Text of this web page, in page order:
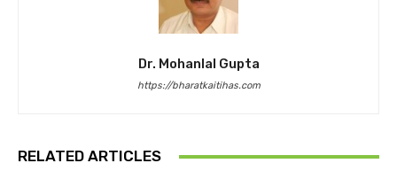
Dr. Mohanlal Gupta
https://bharatkaitihas.com
RELATED ARTICLES